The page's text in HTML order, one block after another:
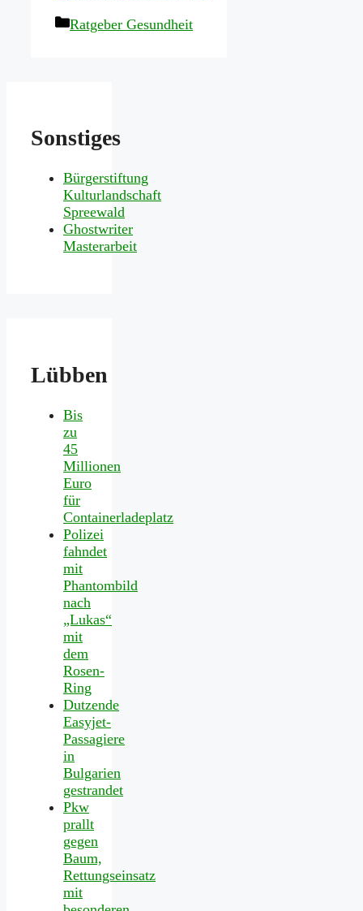
Kategorien
Ratgeber Gesundheit
Sonstiges
Bürgerstiftung
Kulturlandschaft
Spreewald
Ghostwriter
Masterarbeit
Lübben
Bis
zu
45
Millionen
Euro
für
Containerladeplatz
Polizei
fahndet
mit
Phantombild
nach
„Lukas“
mit
dem
Rosen-
Ring
Dutzende
Easyjet-
Passagiere
in
Bulgarien
gestrandet
Pkw
prallt
gegen
Baum,
Rettungseinsatz
mit